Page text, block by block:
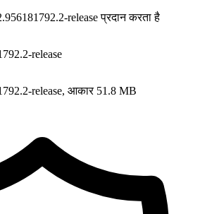
release प्रदान करता है
release
release, आकार 51.8 MB